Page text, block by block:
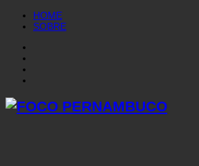
HOME
SOBRE